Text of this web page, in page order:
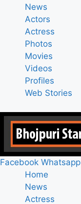
News
Actors
Actress
Photos
Movies
Videos
Profiles
Web Stories
Facebook Whatsapp
Home
News
Actress